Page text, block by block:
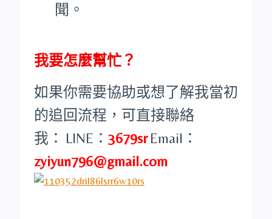
聞。
我要怎麼幫忙？
如果你需要協助或想了解我當初
的追回流程，可直接聯絡
我： LINE： 3679sr Email：
zyiyun796@gmail.com